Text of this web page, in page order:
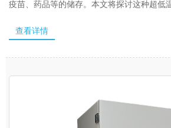
疫苗、药品等的储存。本文将探讨这种超低
查看详情